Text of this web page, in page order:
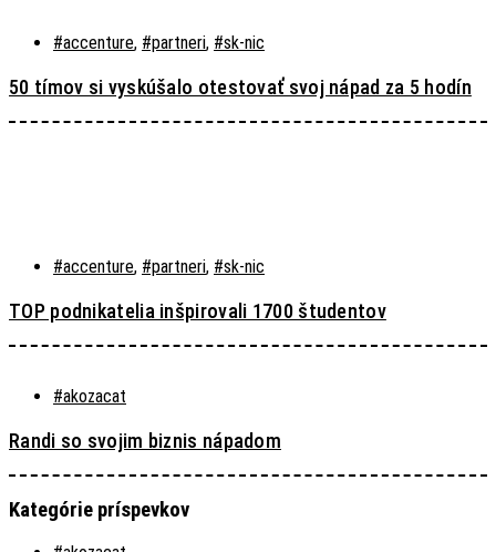
#accenture, #partneri, #sk-nic
50 tímov si vyskúšalo otestovať svoj nápad za 5 hodín
#accenture, #partneri, #sk-nic
TOP podnikatelia inšpirovali 1700 študentov
#akozacat
Randi so svojim biznis nápadom
Kategórie príspevkov